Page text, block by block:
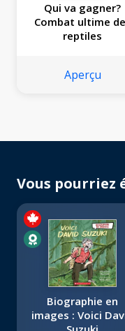
Qui va gagner?
Combat ultime
reptiles
Aperçu
Vous pourriez
Biographie en
images : Voici